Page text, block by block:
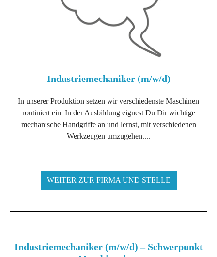
Industriemechaniker (m/w/d)
In unserer Produktion setzen wir verschiedenste Maschinen
routiniert ein. In der Ausbildung eignest Du Dir wichtige
mechanische Handgriffe an und lernst, mit verschiedenen
Werkzeugen umzugehen....
WEITER ZUR FIRMA UND STELLE
Industriemechaniker (m/w/d) – Schwerpunkt